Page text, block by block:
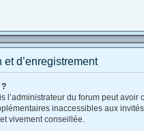
d’enregistrement
?
l’administrateur du forum peut
inaccessibles aux
vivement conseillée.